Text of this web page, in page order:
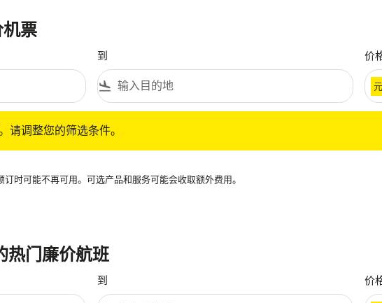
票
到
flight_land
价
元
请调整您的筛选条件。
时可能不再可用。可选产品和服务可能会收取额外费用。
热门廉价航班
到 价